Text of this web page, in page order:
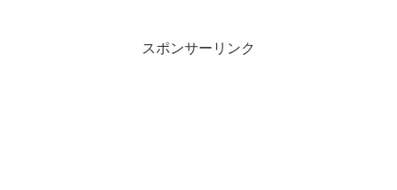
スポンサーリンク